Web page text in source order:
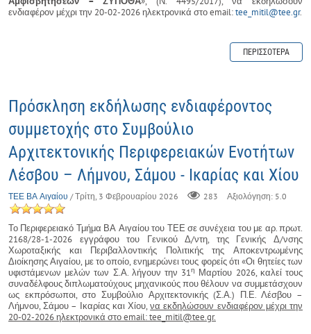
ενδιαφέρον μέχρι την 20-02-2026 ηλεκτρονικά στο email:tee_mitil@tee.gr.
ΠΕΡΙΣΣΌΤΕΡΑ
Πρόσκληση εκδήλωσης ενδιαφέροντος
συμμετοχής στο Συμβούλιο
Αρχιτεκτονικής Περιφερειακών Ενοτήτων
Λέσβου – Λήμνου, Σάμου - Ικαρίας και Χίου
ΤΕΕ ΒΑ Αιγαίου / Τρίτη, 3 Φεβρουαρίου 2026 283 Αξιολόγηση: 5.0
Το Περιφερειακό Τμήμα ΒΑ Αιγαίου του ΤΕΕ σε συνέχεια του με αρ. πρωτ.
2168/28-1-2026 εγγράφου του Γενικού Δ/ντη, της Γενικής Δ/νσης
Χωροταξικής και Περιβαλλοντικής Πολιτικής της Αποκεντρωμένης
Διοίκησης Αιγαίου, με το οποίο, ενημερώνει τους φορείς ότι «Οι θητείες των
υφιστάμενων μελών των Σ.Α. λήγουν την 31η Μαρτίου 2026, καλεί τους
συναδέλφους διπλωματούχους μηχανικούς που θέλουν να συμμετάσχουν
ως εκπρόσωποι, στο Συμβούλιο Αρχιτεκτονικής (Σ.Α.) Π.Ε. Λέσβου –
Λήμνου, Σάμου – Ικαρίας και Χίου,να εκδηλώσουν ενδιαφέρον μέχρι την
20-02-2026 ηλεκτρονικά στοemail:tee mitil@tee.gr.